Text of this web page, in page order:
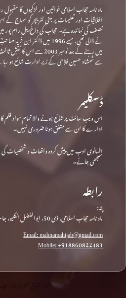
ماہ نامہ حجاب اسلامی خواتین اور لڑکیوں کا
اخلاقیات اور تعلیمات پر مبنی لٹریچر کو سماج
نے ڈالی تھی، جسے 1996 میں
میں رہنے کے بعد نومبر 2003
سے شمشاد حسین فلاحی کے زیرِ ادارت شائع ہو
ڈسکلیمر
اس ویب سائٹ پر شائع ہونے والا تمام مواد قلم
ادارے کا ان سے متفق ہونا ضروری نہیں۔
افسانوی ادب میں پیش کردہ واقعات و شخصیات
سمجھی جائے۔
رابطہ
پتہ:
ماہ نامہ حجاب اسلامی، ڈی 50، ابوالفضل انکلیو، جامعہ نگر، نئی دہلی-25
Email: mahnamahijab@gmail.com
Mobile: +918860822483